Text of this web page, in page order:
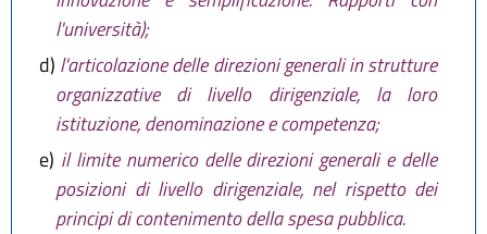
l'università);
d) l'articolazione delle direzioni generali in strutture
organizzative di livello dirigenziale, la loro
istituzione, denominazione e competenza;
e) il limite numerico delle direzioni generali e delle
posizioni di livello dirigenziale, nel rispetto dei
principi di contenimento della spesa pubblica.